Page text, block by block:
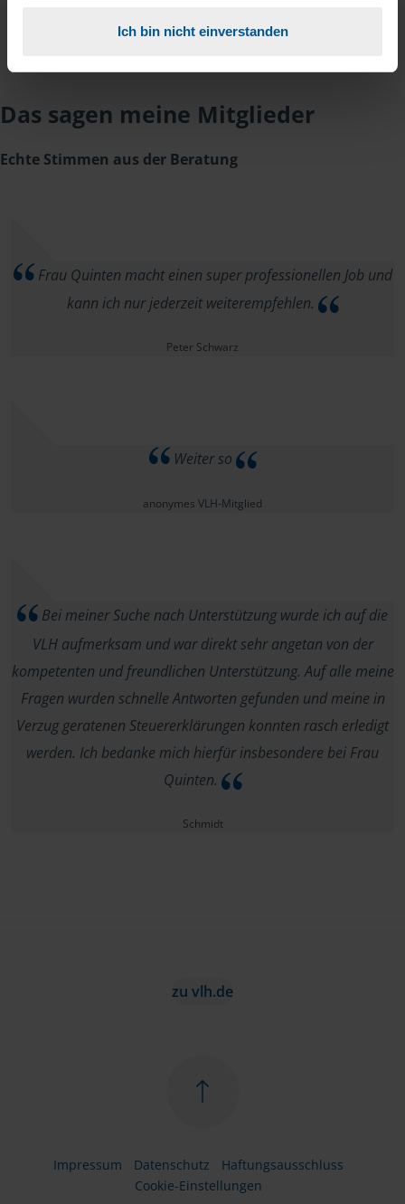
Ich bin nicht einverstanden
Das sagen meine Mitglieder
Echte Stimmen aus der Beratung
Frau Quinten macht einen super professionellen Job und
kann ich nur jederzeit weiterempfehlen.
Peter Schwarz
Weiter so
anonymes VLH-Mitglied
Bei meiner Suche nach Unterstützung wurde ich auf die
VLH aufmerksam und war direkt sehr angetan von der
kompetenten und freundlichen Unterstützung. Auf alle meine
Fragen wurden schnelle Antworten gefunden und meine in
Verzug geratenen Steuererklärungen konnten rasch erledigt
werden. Ich bedanke mich hierfür insbesondere bei Frau
Quinten.
Schmidt
zu vlh.de
Impressum Datenschutz
Haftungsausschluss
Cookie-Einstellungen